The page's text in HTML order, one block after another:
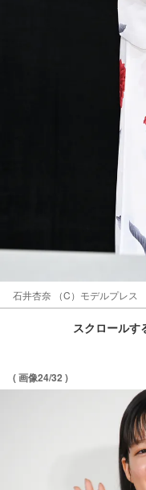
石井杏奈 （C）モデルプレス
スクロールす
( 画像24/32 )